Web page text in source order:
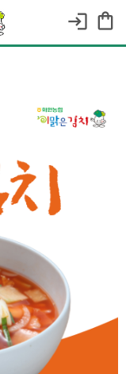
login shopping_bag